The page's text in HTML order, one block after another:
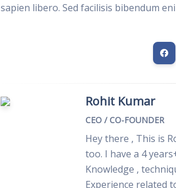
sapien libero. Sed facilisis bibendum
Rohit Kumar
CEO / CO-FOUNDER
Hey there , This is
too. I have a 4
Knowledge ,
Experience related